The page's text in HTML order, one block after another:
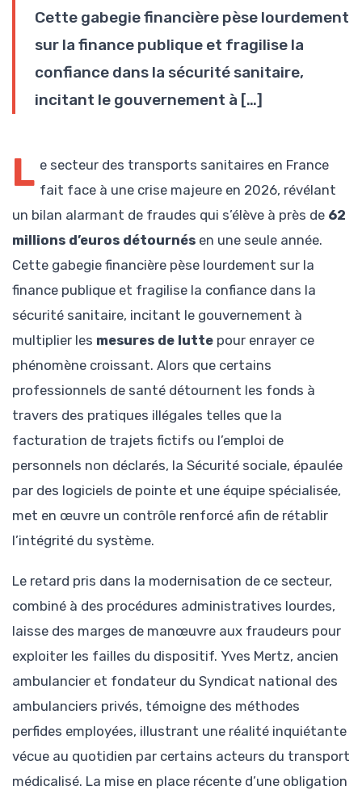
Cette gabegie financière pèse lourdement
sur la finance publique et fragilise la
confiance dans la sécurité sanitaire,
incitant le gouvernement à […]
L e secteur des transports sanitaires en France
fait face à une crise majeure en 2026, révélant
un bilan alarmant de fraudes qui s’élève à près de 62
millions d’euros détournés en une seule année.
Cette gabegie financière pèse lourdement sur la
finance publique et fragilise la confiance dans la
sécurité sanitaire, incitant le gouvernement à
multiplier les mesures de lutte pour enrayer ce
phénomène croissant. Alors que certains
professionnels de santé détournent les fonds à
travers des pratiques illégales telles que la
facturation de trajets fictifs ou l’emploi de
personnels non déclarés, la Sécurité sociale, épaulée
par des logiciels de pointe et une équipe spécialisée,
met en œuvre un contrôle renforcé afin de rétablir
l’intégrité du système.
Le retard pris dans la modernisation de ce secteur,
combiné à des procédures administratives lourdes,
laisse des marges de manœuvre aux fraudeurs pour
exploiter les failles du dispositif. Yves Mertz, ancien
ambulancier et fondateur du Syndicat national des
ambulanciers privés, témoigne des méthodes
perfides employées, illustrant une réalité inquiétante
vécue au quotidien par certains acteurs du transport
médicalisé. La mise en place récente d’une obligation